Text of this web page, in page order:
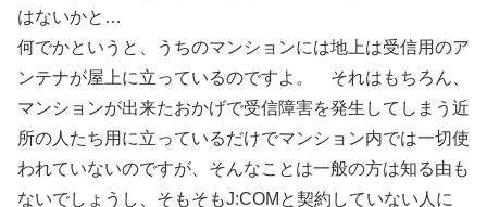
はないかと…
何でかというと、うちのマンションには地上は受信用のア
ンテナが屋上に立っているのですよ。 それはもちろん、
マンションが出来たおかげで受信障害を発生してしまう近
所の人たち用に立っているだけでマンション内では一切使
われていないのですが、そんなことは一般の方は知る由も
ないでしょうし、そもそもJ:COMと契約していない人に